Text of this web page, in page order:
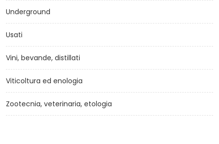
Underground
Usati
Vini, bevande, distillati
Viticoltura ed enologia
Zootecnia, veterinaria, etologia